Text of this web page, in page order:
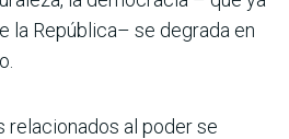
la República– se degrada en
rela­cionados al poder se